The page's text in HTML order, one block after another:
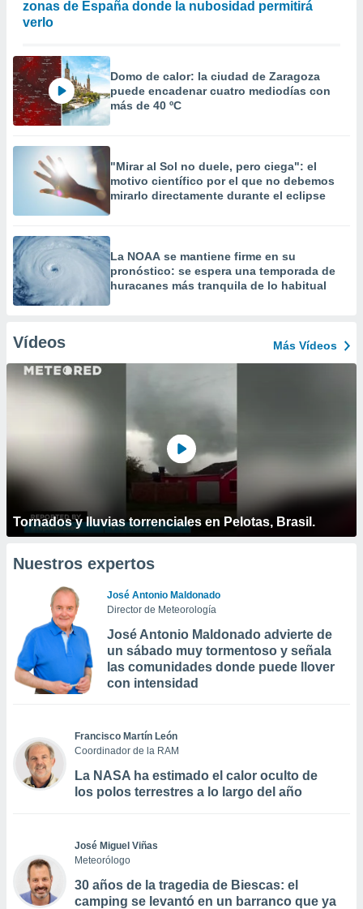
zonas de España donde la nubosidad permitirá
verlo
Domo de calor: la ciudad de Zaragoza
puede encadenar cuatro mediodías con
más de 40 ºC
"Mirar al Sol no duele, pero ciega": el
motivo científico por el que no debemos
mirarlo directamente durante el eclipse
La NOAA se mantiene firme en su
pronóstico: se espera una temporada de
huracanes más tranquila de lo habitual
Vídeos Más Vídeos
Tornados y lluvias torrenciales en Pelotas, Brasil.
Nuestros expertos
José Antonio Maldonado
Director de Meteorología
José Antonio Maldonado advierte de
un sábado muy tormentoso y señala
las comunidades donde puede llover
con intensidad
Francisco Martín León
Coordinador de la RAM
La NASA ha estimado el calor oculto de
los polos terrestres a lo largo del año
José Miguel Viñas
Meteorólogo
30 años de la tragedia de Biescas: el
camping se levantó en un barranco que ya